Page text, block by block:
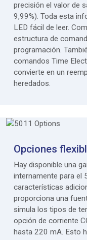
precisión el valor de
9,99%). Toda esta
LED fácil de leer.
estructura de
programación.
comandos Time
convierte en un
heredados.
Opciones
Hay disponible una
internamente para el
características
proporciona una
simula los tipos de
opción de corriente
hasta 220 mA. Esto